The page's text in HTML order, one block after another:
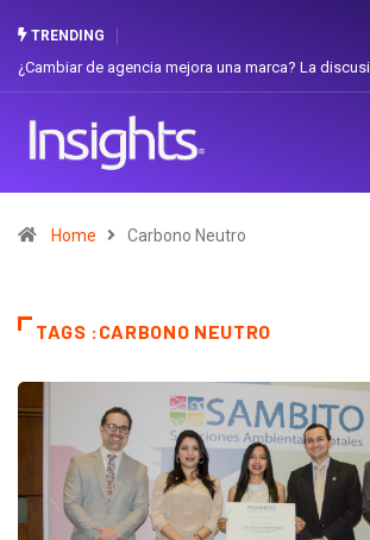
TRENDING
¿Cambiar de agencia mejora una marca? La
Home Carbono Neutro
TAGS :CARBONO NEUTRO